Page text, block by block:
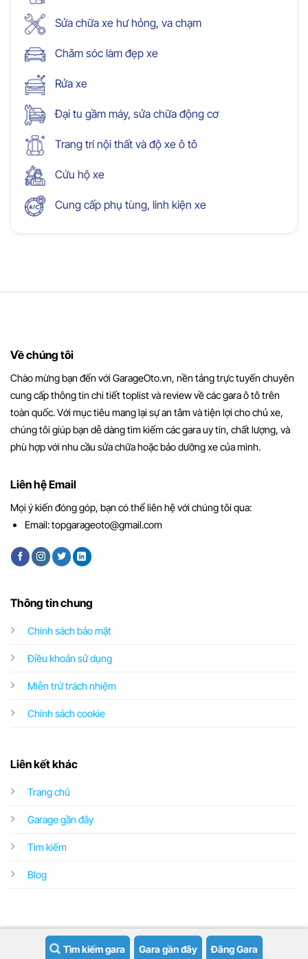
Sửa chữa xe hư hỏng, va chạm
Chăm sóc làm đẹp xe
Rửa xe
Đại tu gầm máy, sửa chữa động cơ
Trang trí nội thất và độ xe ô tô
Cứu hộ xe
Cung cấp phụ tùng, linh kiện xe
Về chúng tôi
Chào mừng bạn đến với GarageOto.vn, nền tảng trực tuyến chuyên
cung cấp thông tin chi tiết toplist và review về các gara ô tô trên
toàn quốc. Với mục tiêu mang lại sự an tâm và tiện lợi cho chủ xe,
chúng tôi giúp bạn dễ dàng tìm kiếm các gara uy tín, chất lượng, và
phù hợp với nhu cầu sửa chữa hoặc bảo dưỡng xe của mình.
Thông tin chung
Chính sách bảo mật
Điều khoản sử dụng
Miễn trừ trách nhiệm
Chính sách cookie
Liên kết khác
Trang chủ
Garage gần đây
Tìm kiếm
Blog
Liên hệ Email
Mọi ý kiến đóng góp, bạn có thể liên hệ với chúng tôi qua:
Email:topgarageoto@gmail.com
Copyright 2026 ©Garageoto.vn
Tìm kiếm gara Gara gần đây Đăng Gara